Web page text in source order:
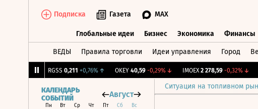
Подписка Газета MAX
Глобальные идеи Бизнес Экономика Финансы
ВЕДЫ Правила торговли Идеи управления Город
RGSS 0,211 +0,76%↑ OKEY 40,59 -0,29%↓ IMOEX 2 278,59 -0,32%↓
Ситуация на топливном
КАЛЕНДАРЬ
СОБЫТИЙ
Август
Пн Вт Ср Чт Пт Сб Вс